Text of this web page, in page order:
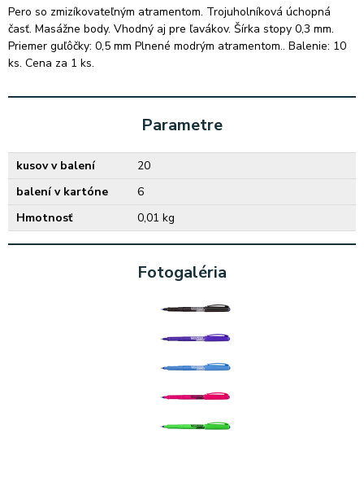
Pero so zmizíkovateľným atramentom. Trojuholníková úchopná
časť. Masážne body. Vhodný aj pre ľavákov. Šírka stopy 0,3 mm.
Priemer guľôčky: 0,5 mm Plnené modrým atramentom.. Balenie: 10
ks. Cena za 1 ks.
Parametre
kusov v balení
20
balení v kartóne
6
Hmotnosť
0,01 kg
Fotogaléria